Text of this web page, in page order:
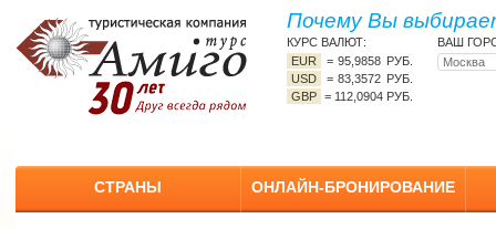
Почему Вы
КУРС ВАЛЮТ:
EUR
=95,9858 РУБ.
USD
=83,3572 РУБ.
GBP = 112,0904 РУБ.
ВАШ
СТРАНЫ ОНЛАЙН-БРОНИРОВАНИЕ